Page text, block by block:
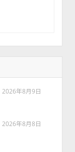
2026年8月9日
2026年8月8日